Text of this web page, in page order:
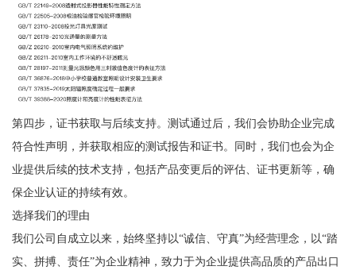
第四步，证书获取与后续支持。测试通过后，我们会协助企业完成
符合性声明，并获取相应的测试报告和证书。同时，我们也会为企
业提供后续的技术支持，包括产品变更后的评估、证书更新等，确
保企业认证的持续有效。
选择我们的理由
我们公司自成立以来，始终坚持以“诚信、守真”为经营理念，以“踏
实、拼搏、责任”为企业精神，致力于为企业提供高品质的产品出口